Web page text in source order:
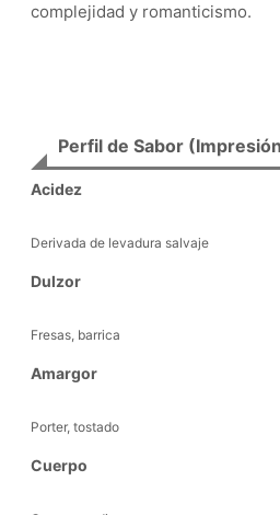
complejidad y romanticismo.
Perfil de Sabor
Acidez
Derivada de levadura salvaje
Dulzor
Fresas, barrica
Amargor
Porter, tostado
Cuerpo